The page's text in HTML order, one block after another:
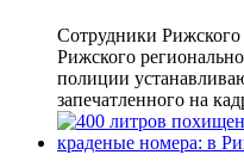
Сотрудники
Рижского
полиции
запечатленного на